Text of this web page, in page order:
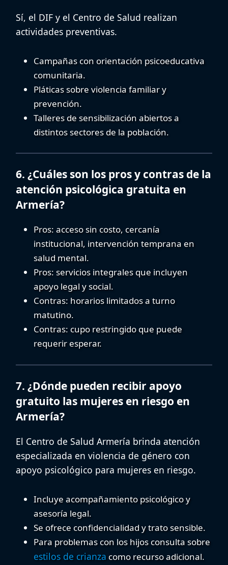
Sí, el DIF y el Centro de Salud realizan
actividades preventivas.
Campañas con orientación psicoeducativa
comunitaria.
Pláticas sobre violencia familiar y
prevención.
Talleres de sensibilización abiertos a
distintos sectores de la población.
6. ¿Cuáles son los pros y contras de la
atención psicológica gratuita en
Armería?
Pros: acceso sin costo, cercanía
institucional, intervención temprana en
salud mental.
Pros: servicios integrales que incluyen
apoyo legal y social.
Contras: horarios limitados a turno
matutino.
Contras: cupo restringido que puede
requerir esperar.
7. ¿Dónde pueden recibir apoyo
gratuito las mujeres en riesgo en
Armería?
El Centro de Salud Armería brinda atención
especializada en violencia de género con
apoyo psicológico para mujeres en riesgo.
Incluye acompañamiento psicológico y
asesoría legal.
Se ofrece confidencialidad y trato sensible.
Para problemas con los hijos consulta sobre
estilos de crianza como recurso adicional.